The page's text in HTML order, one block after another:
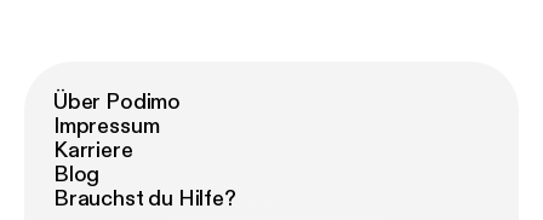
Über Podimo
Impressum
Karriere
Blog
Brauchst du Hilfe?